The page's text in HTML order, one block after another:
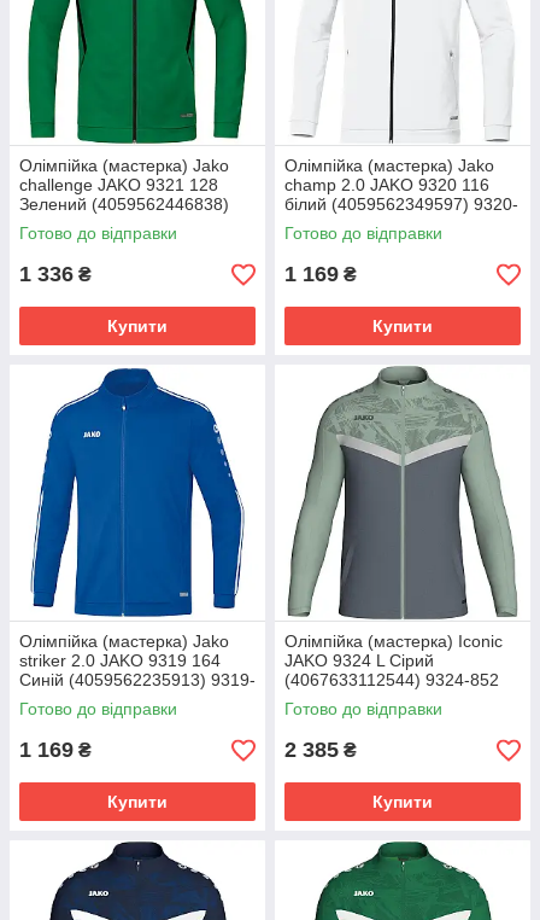
Олімпійка (мастерка) Jako
challenge JAKO 9321 128
Зелений (4059562446838)
9321-201
Готово до відправки
1 336 ₴
Купити
Олімпійка (мастерка) Jako
champ 2.0 JAKO 9320 116
білий (4059562349597) 9320-
00
Готово до відправки
1 169 ₴
Купити
Олімпійка (мастерка) Jako
striker 2.0 JAKO 9319 164
Синій (4059562235913) 9319-
04
Готово до відправки
1 169 ₴
Купити
Олімпійка (мастерка) Iconic
JAKO 9324 L Сірий
(4067633112544) 9324-852
Готово до відправки
2 385 ₴
Купити